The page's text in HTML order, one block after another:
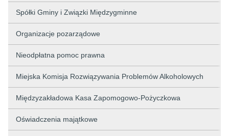
Spółki Gminy i Związki Międzygminne
Organizacje pozarządowe
Nieodpłatna pomoc prawna
Miejska Komisja Rozwiązywania Problemów Alkoholowych
Międzyzakładowa Kasa Zapomogowo-Pożyczkowa
Oświadczenia majątkowe